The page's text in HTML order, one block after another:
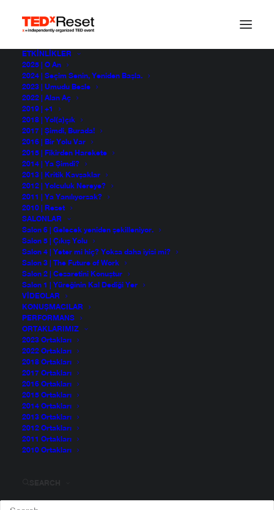
ETKINLIKLER
2025 | O An
2024 | Seçim Senin, Yeniden Başla.
2023 | Umudu Besle
2022 | Alan Aç
2019 | +1
2018 | Yol(a)çık
2017 | Şimdi, Burada!
2016 | Bir Yolu Var
2015 | Fikirden Harekete
2014 | Ya Şimdi?
2013 | Kritik Kavşaklar
2012 | Yolculuk Nereye?
2011 | Ya Yanılıyorsak?
2010 | Reset
SALONLAR
Salon 6 | Gelecek yeniden şekilleniyor.
Salon 5 | Çıkış Yolu
Salon 4 | Yeter mi hiç? Yoksa daha iyisi mi?
Salon 3 | The Future of Work
Salon 2 | Cesaretini Konuştur
Salon 1 | Yüreğinin Kal Dediği Yer
VIDEOLAR
KONUŞMACILAR
PERFORMANS
ORTAKLARIMIZ
2023 Ortakları
2022 Ortakları
2018 Ortakları
2017 Ortakları
2016 Ortakları
2015 Ortakları
2014 Ortakları
2013 Ortakları
2012 Ortakları
2011 Ortakları
2010 Ortakları
Mete Atatüre